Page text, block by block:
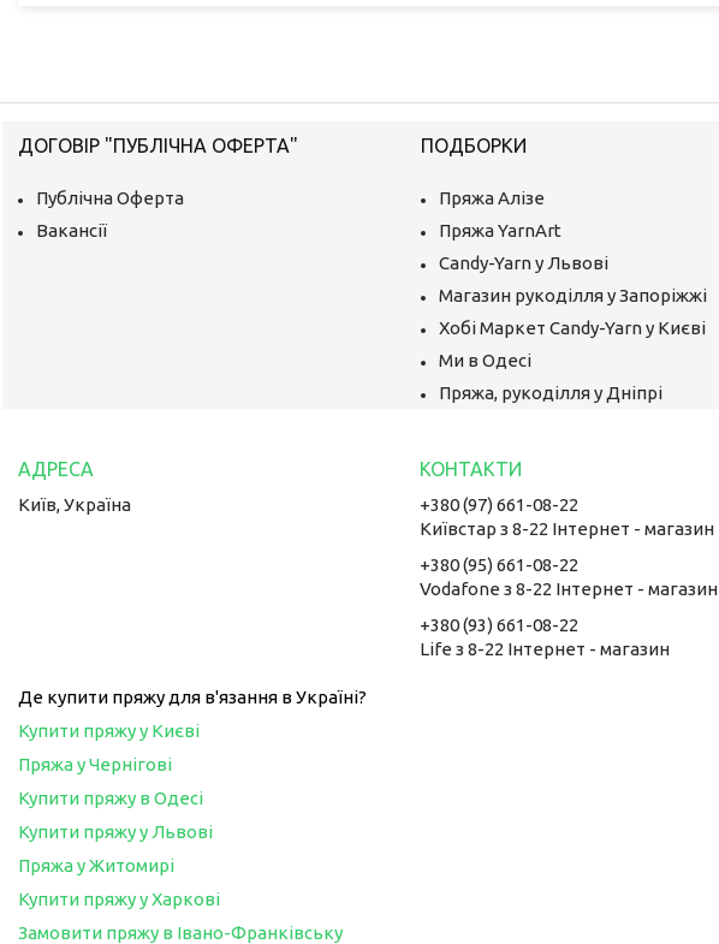
ДОГОВІР "ПУБЛІЧНА ОФЕРТА"
Публічна Оферта
Вакансії
ПОДБОРКИ
Пряжа Алізе
Пряжа YarnArt
Candy-Yarn у Львові
Магазин рукоділля у Запоріжжі
Хобі Маркет Candy-Yarn у Києві
Ми в Одесі
Пряжа, рукоділля у Дніпрі
Київ, Україна
+380 (97) 661-08-22
Київстар з 8-22 Інтернет - магазин
+380 (95) 661-08-22
Vodafone з 8-22 Інтернет - магазин
+380 (93) 661-08-22
Life з 8-22 Інтернет - магазин
Де купити пряжу для в'язання в Україні?
Купити пряжу у Києві
Пряжа у Чернігові
Купити пряжу в Одесі
Купити пряжу у Львові
Пряжа у Житомирі
Купити пряжу у Харкові
Замовити пряжу в Івано-Франківську